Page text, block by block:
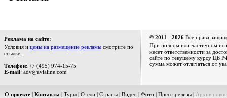
Реклама на сайте:
Условия и цены на размещение рекламы смотрите по
ссылке.
Телефон: +7 (495) 974-15-75
E-mail: adv@avialine.com
© 2011 - 2026 Все права
При полном или частичном
несет ответственности за
сайте по текущему курсу ЦБ
сумма может отличаться от
О проекте | Контакты | Туры | Отели | Страны | Видео | Фото | Пресс-релизы | Архив